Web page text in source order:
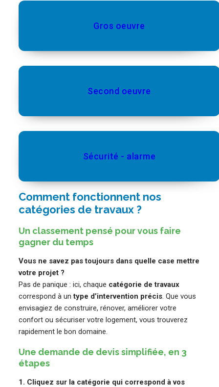
Gros oeuvre
Second oeuvre
Sécurité - alarme
Comment fonctionnent nos
catégories de travaux ?
Un classement pensé pour vous faire
gagner du temps
Vous ne savez pas toujours dans quelle case mettre
votre projet ?
Pas de panique : ici, chaque catégorie de travaux
correspond à untype d’intervention précis. Que vous
envisagiez de construire, rénover, améliorer votre
confort ou sécuriser votre logement, vous trouverez
rapidement le bon domaine.
Une demande de devis simplifiée, en 3
étapes
1. Cliquez sur la catégorie qui correspond à vos